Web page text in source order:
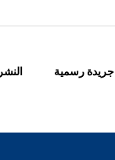
جريدة رسمية